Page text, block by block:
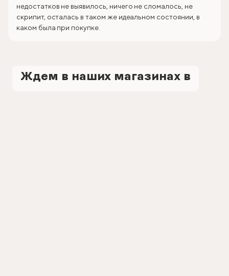
недостатков не выявилось, ничего не сломалось, не
скрипит, осталась в таком же идеальном состоянии, в
каком была при покупке.
Ждем в наших магазинах в